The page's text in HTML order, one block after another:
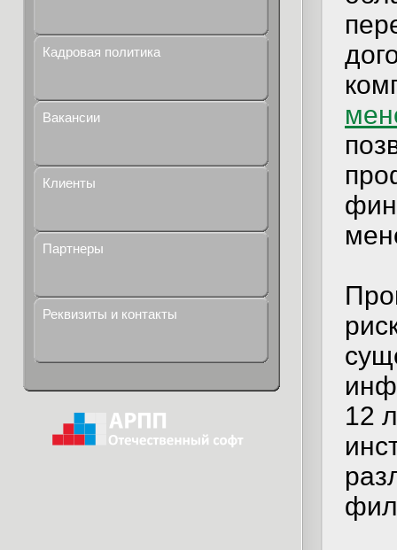
Кадровая политика
Вакансии
Клиенты
Партнеры
Реквизиты и контакты
12